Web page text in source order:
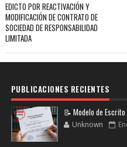
EDICTO POR REACTIVACIÓN Y
MODIFICACIÓN DE CONTRATO DE
SOCIEDAD DE RESPONSABILIDAD
LIMITADA
PUBLICACIONES RECIENTES
📝 Modelo de
Unknown